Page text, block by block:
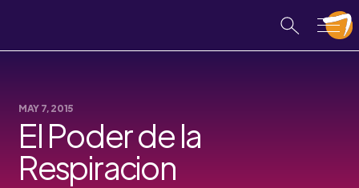
MAY 7, 2015
El Poder de la
Respiracion